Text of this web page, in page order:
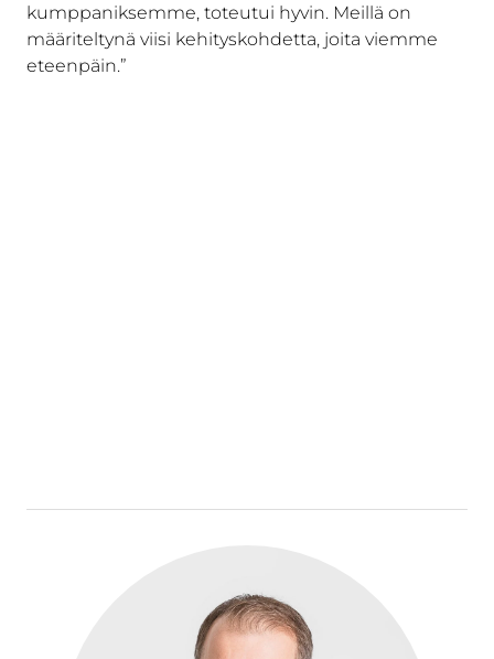
kumppaniksemme, toteutui hyvin. Meillä on
määriteltynä viisi kehityskohdetta, joita viemme
eteenpäin.”